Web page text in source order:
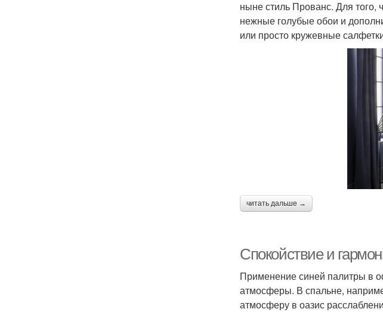
ныне стиль Прованс. Для того,
нежные голубые обои и
или просто кружевные
читать дальше →
Спокойствие и
Применение синей палитры в
атмосферы. В спальне,
атмосферу в оазис